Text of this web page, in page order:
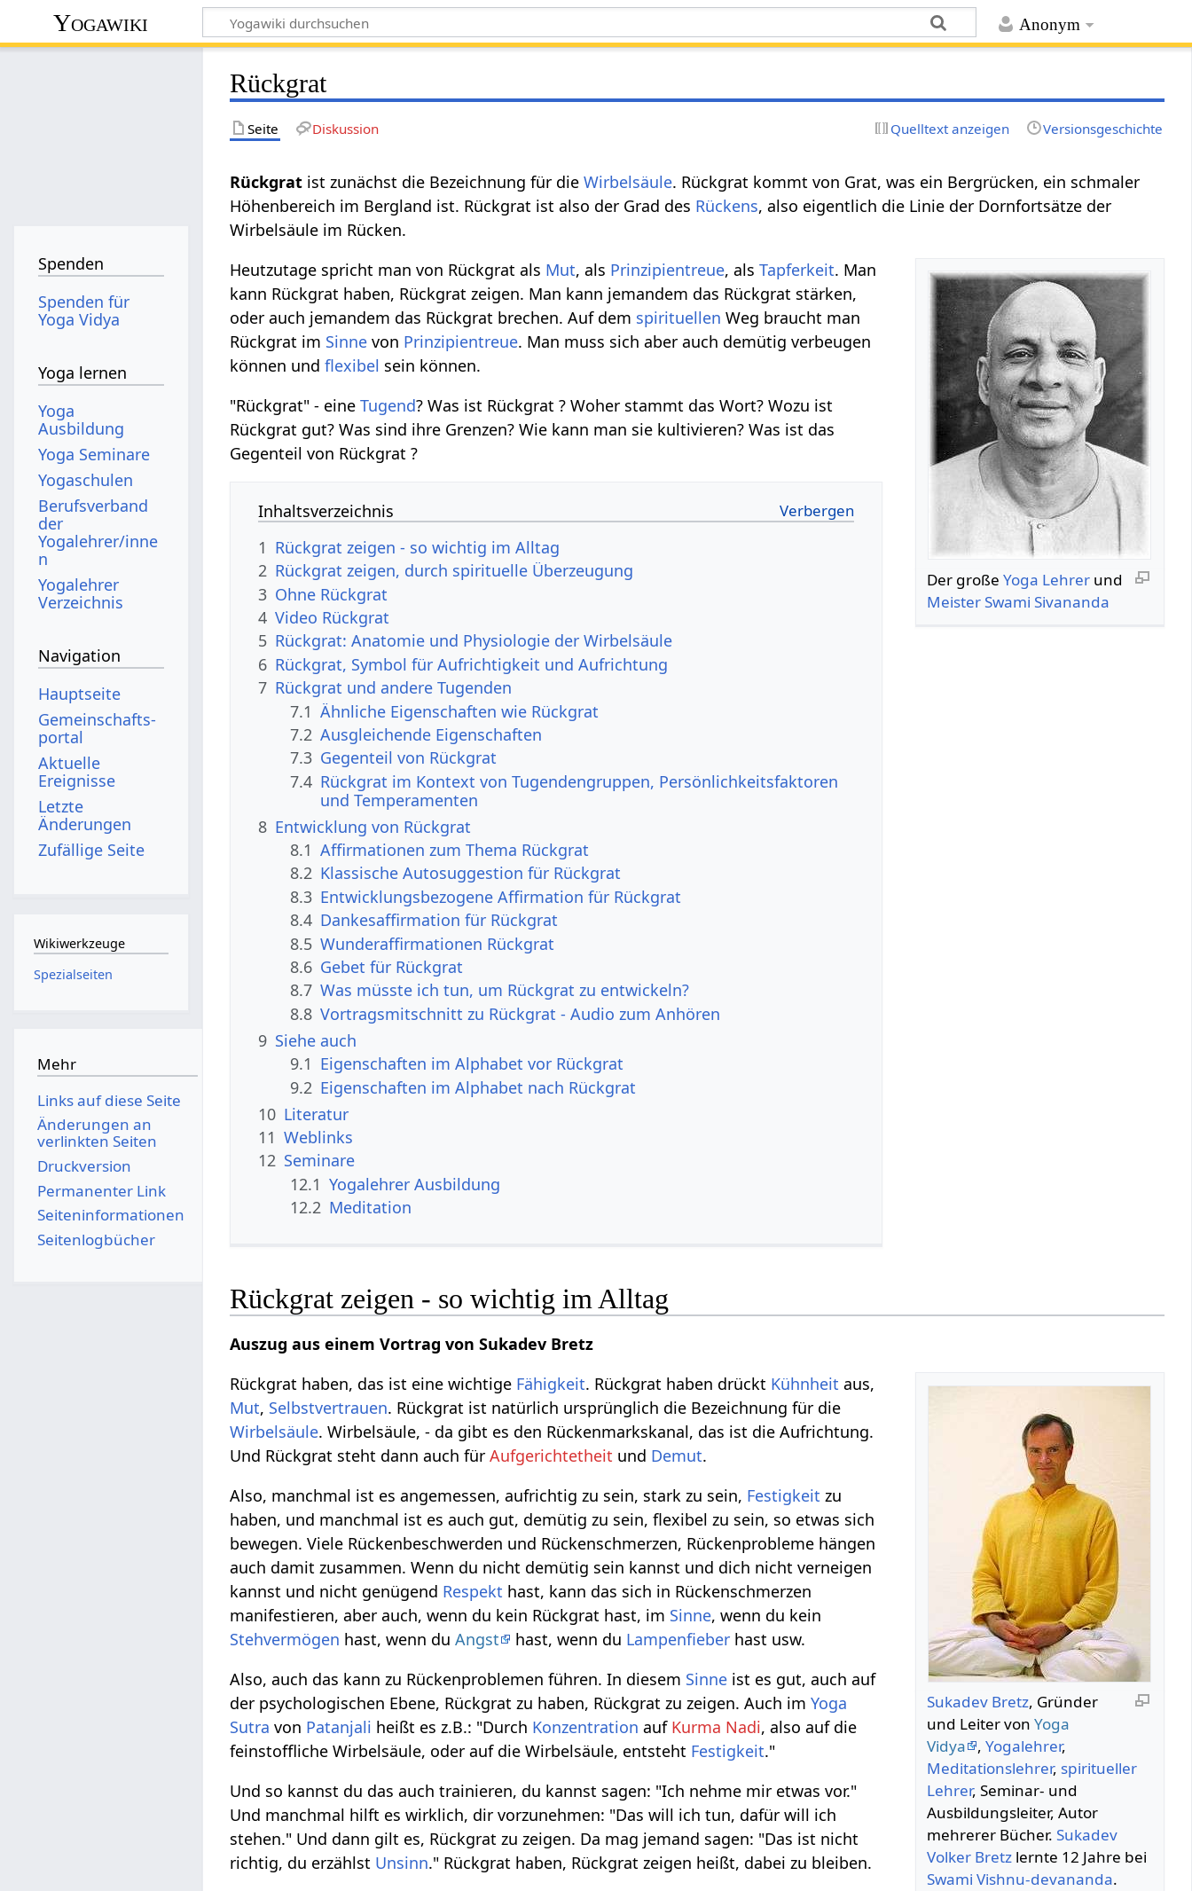
Anonym
Yogawiki
Rückgrat
Seite Diskussion Quelltext anzeigen Versionsgeschichte
Rückgrat ist zunächst die Bezeichnung für dieWirbelsäule. Rückgrat kommt von Grat, was ein Bergrücken, ein schmaler
Höhenbereich im Bergland ist. Rückgrat ist also der Grad des Rückens, also eigentlich die Linie der Dornfortsätze der
Wirbelsäule im Rücken.
Der großeYoga Lehrer und
Meister Swami Sivananda
Heutzutage spricht man von Rückgrat als Mut, als Prinzipientreue, alsTapferkeit. Man
kann Rückgrat haben, Rückgrat zeigen. Man kann jemandem das Rückgrat stärken,
oder auch jemandem das Rückgrat brechen. Auf dem spirituellen Weg braucht man
Rückgrat im Sinne von Prinzipientreue. Man muss sich aber auch demütig verbeugen
können undflexibel sein können.
"Rückgrat" - eineTugend? Was ist Rückgrat ? Woher stammt das Wort? Wozu ist
Rückgrat gut? Was sind ihre Grenzen? Wie kann man sie kultivieren? Was ist das
Gegenteil von Rückgrat ?
Inhaltsverzeichnis
1 Rückgrat zeigen - so wichtig im Alltag
2 Rückgrat zeigen, durch spirituelle Überzeugung
3 Ohne Rückgrat
4 Video Rückgrat
5 Rückgrat: Anatomie und Physiologie der Wirbelsäule
6 Rückgrat, Symbol für Aufrichtigkeit und Aufrichtung
7 Rückgrat und andere Tugenden
7.1 Ähnliche Eigenschaften wie Rückgrat
7.2 Ausgleichende Eigenschaften
7.3 Gegenteil von Rückgrat
7.4 Rückgrat im Kontext von Tugendengruppen, Persönlichkeitsfaktoren
und Temperamenten
8 Entwicklung von Rückgrat
8.1 Affirmationen zum Thema Rückgrat
8.2 Klassische Autosuggestion für Rückgrat
8.3 Entwicklungsbezogene Affirmation für Rückgrat
8.4 Dankesaffirmation für Rückgrat
8.5 Wunderaffirmationen Rückgrat
8.6 Gebet für Rückgrat
8.7 Was müsste ich tun, um Rückgrat zu entwickeln?
8.8 Vortragsmitschnitt zu Rückgrat - Audio zum Anhören
9 Siehe auch
9.1 Eigenschaften im Alphabet vor Rückgrat
9.2 Eigenschaften im Alphabet nach Rückgrat
10 Literatur
11 Weblinks
12 Seminare
12.1 Yogalehrer Ausbildung
12.2 Meditation
Rückgrat zeigen - so wichtig im Alltag
Auszug aus einem Vortrag von Sukadev Bretz
Sukadev Bretz, Gründer
und Leiter vonYoga
Vidya
,Yogalehrer,
Meditationslehrer, spiritueller
Lehrer, Seminar- und
Ausbildungsleiter, Autor
mehrerer Bücher. Sukadev
Volker Bretz lernte 12 Jahre bei
Swami Vishnu-devananda.
Rückgrat haben, das ist eine wichtige Fähigkeit. Rückgrat haben drückt Kühnheit aus,
Mut, Selbstvertrauen. Rückgrat ist natürlich ursprünglich die Bezeichnung für die
Wirbelsäule. Wirbelsäule, - da gibt es den Rückenmarkskanal, das ist die Aufrichtung.
Und Rückgrat steht dann auch fürAufgerichtetheit und Demut.
Also, manchmal ist es angemessen, aufrichtig zu sein, stark zu sein, Festigkeit zu
haben, und manchmal ist es auch gut, demütig zu sein, flexibel zu sein, so etwas sich
bewegen. Viele Rückenbeschwerden und Rückenschmerzen, Rückenprobleme hängen
auch damit zusammen. Wenn du nicht demütig sein kannst und dich nicht verneigen
kannst und nicht genügend Respekt hast, kann das sich in Rückenschmerzen
manifestieren, aber auch, wenn du kein Rückgrat hast, im Sinne, wenn du kein
Stehvermögen hast, wenn duAngst hast, wenn du Lampenfieber hast usw.
Also, auch das kann zu Rückenproblemen führen. In diesem Sinne ist es gut, auch auf
der psychologischen Ebene, Rückgrat zu haben, Rückgrat zu zeigen. Auch imYoga
Sutra von Patanjali heißt es z.B.: "Durch Konzentration auf Kurma Nadi, also auf die
feinstoffliche Wirbelsäule, oder auf die Wirbelsäule, entsteht Festigkeit."
Und so kannst du das auch trainieren, du kannst sagen: "Ich nehme mir etwas vor."
Und manchmal hilft es wirklich, dir vorzunehmen: "Das will ich tun, dafür will ich
stehen." Und dann gilt es, Rückgrat zu zeigen. Da mag jemand sagen: "Das ist nicht
richtig, du erzählst Unsinn." Rückgrat haben, Rückgrat zeigen heißt, dabei zu bleiben.
Spenden
Spenden für
Yoga Vidya
Yoga lernen
Yoga
Ausbildung
Yoga Seminare
Yogaschulen
Berufsverband
der
Yogalehrer/inne
n
Yogalehrer
Verzeichnis
Navigation
Hauptseite
Gemeinschafts­
portal
Aktuelle
Ereignisse
Letzte
Änderungen
Zufällige Seite
Wikiwerkzeuge
Spezialseiten
Mehr
Links auf diese Seite
Änderungen an
verlinkten Seiten
Druckversion
Permanenter Link
Seiten­­informationen
Seitenlogbücher